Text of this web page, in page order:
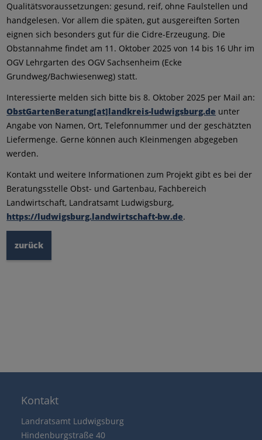
Qualitätsvoraussetzungen: gesund, reif, ohne Faulstellen und
handgelesen. Vor allem die späten, gut ausgereiften Sorten
eignen sich besonders gut für die Cidre-Erzeugung. Die
Obstannahme findet am 11. Oktober 2025 von 14 bis 16 Uhr im
OGV Lehrgarten des OGV Sachsenheim (Ecke
Grundweg/Bachwiesenweg) statt.
Interessierte melden sich bitte bis 8. Oktober 2025 per Mail an:
ObstGartenBeratung[at]landkreis-ludwigsburg.de unter
Angabe von Namen, Ort, Telefonnummer und der geschätzten
Liefermenge. Gerne können auch Kleinmengen abgegeben
werden.
Kontakt und weitere Informationen zum Projekt gibt es bei der
Beratungsstelle Obst- und Gartenbau, Fachbereich
Landwirtschaft, Landratsamt Ludwigsburg,
https://ludwigsburg.landwirtschaft-bw.de.
zurück
Kontakt
Landratsamt Ludwigsburg
Hindenburgstraße 40